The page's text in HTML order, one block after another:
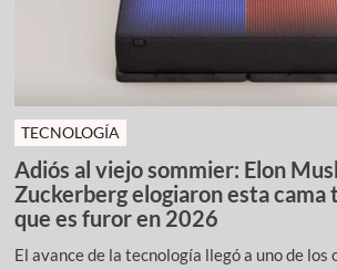
TECNOLOGÍA
Adiós al viejo sommier: Elon
Zuckerberg elogiaron esta cama
que es furor en 2026
El avance de la tecnología llegó a uno de los